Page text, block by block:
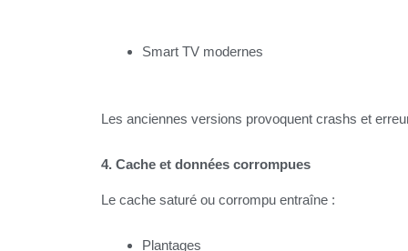
Smart TV modernes
Les anciennes versions provoquent crashs et
4. Cache et données corrompues
Le cache saturé ou corrompu entraîne :
Plantages